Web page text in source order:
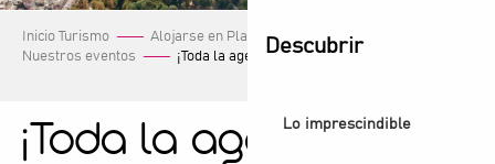
Descubrir
Lo imprescindible
Inicio Turismo
Alojarse en Plaine Commune
Nuestros eventos
¡Toda la agenda de la Comuna de Plaine!
¡Toda la agenda de la